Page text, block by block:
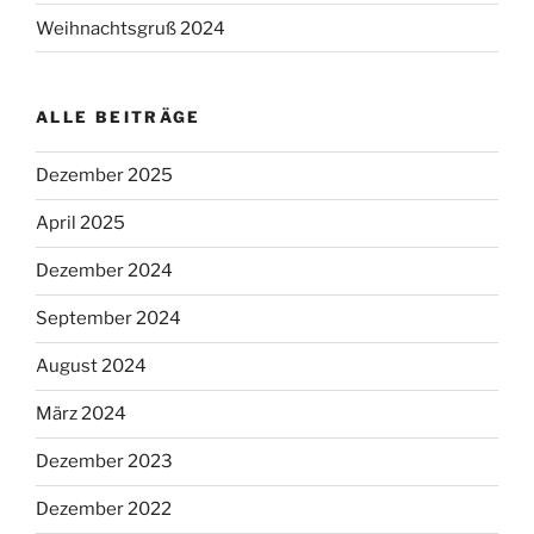
Weihnachtsgruß 2024
ALLE BEITRÄGE
Dezember 2025
April 2025
Dezember 2024
September 2024
August 2024
März 2024
Dezember 2023
Dezember 2022